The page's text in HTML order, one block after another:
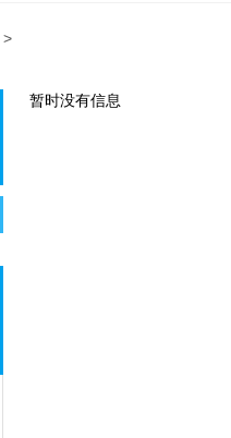
>
暂时没有信息